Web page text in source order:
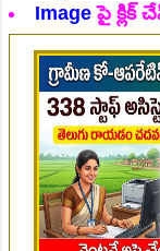
Imageపై క్లిక్
👆Online